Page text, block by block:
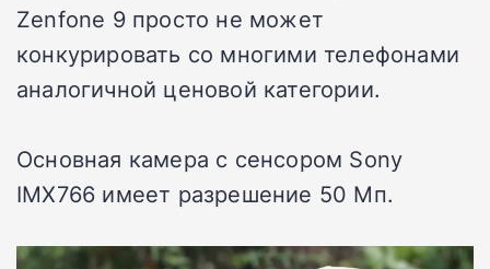
Zenfone 9 просто не может
конкурировать со многими телефонами
аналогичной ценовой категории.
Основная камера с сенсором Sony
IMX766 имеет разрешение 50 Мп.